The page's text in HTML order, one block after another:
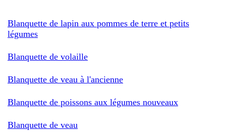
Blanquette de lapin aux pommes de terre et petits
légumes
Blanquette de volaille
Blanquette de veau à l'ancienne
Blanquette de poissons aux légumes nouveaux
Blanquette de veau